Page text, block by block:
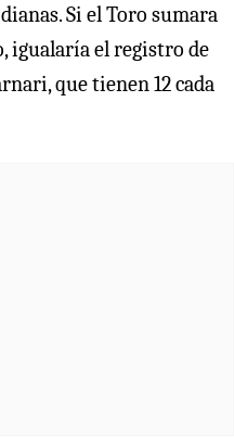
Si el Toro sumara
igualaría el registro de
que tienen 12 cada